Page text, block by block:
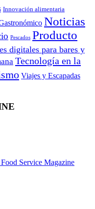
Innovación alimentaria
Noticias
Pescados Producto
digitales para bares y
Tecnología en la
Viajes y Escapadas
Service Magazine